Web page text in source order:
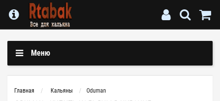
Меню
Главная Кальяны Oduman